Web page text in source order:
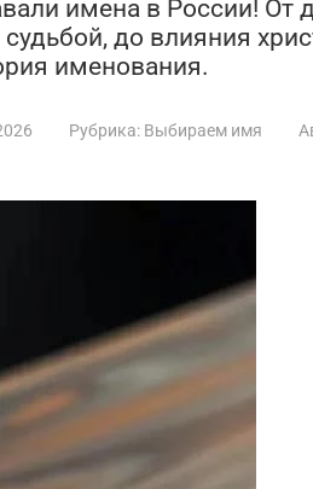
имена в России! От
до влияния
именования.
Рубрика: Выбираем имя